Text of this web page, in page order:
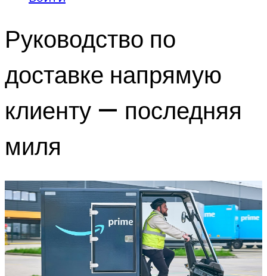
Руководство по
доставке напрямую
клиенту — последняя
миля